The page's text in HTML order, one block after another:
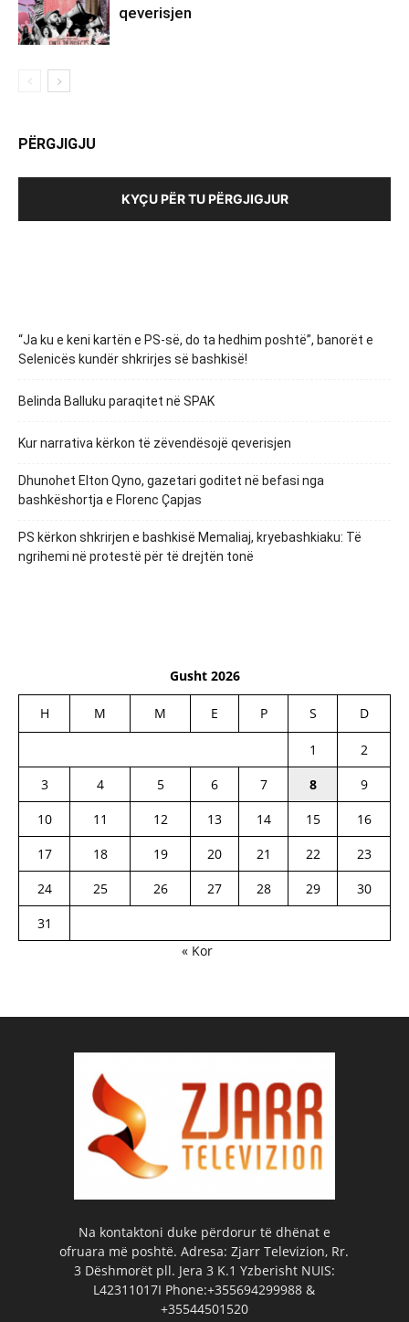
qeverisjen
PËRGJIGJU
KYÇU PËR TU PËRGJIGJUR
“Ja ku e keni kartën e PS-së, do ta hedhim poshtë”, banorët e
Selenicës kundër shkrirjes së bashkisë!
Belinda Balluku paraqitet në SPAK
Kur narrativa kërkon të zëvendësojë qeverisjen
Dhunohet Elton Qyno, gazetari goditet në befasi nga
bashkëshortja e Florenc Çapjas
PS kërkon shkrirjen e bashkisë Memaliaj, kryebashkiaku: Të
ngrihemi në protestë për të drejtën tonë
Gusht 2026
H M M E P S D
1
2
3
4 5 6 7 8
9
10
11 12 13 14 15
16
17
18 19 20 21 22
23
24
25 26 27 28 29
30
31
« Kor
Na kontaktoni duke përdorur të dhënat e
ofruara më poshtë. Adresa: Zjarr Televizion, Rr.
3 Dëshmorët pll. Jera 3 K.1 Yzberisht NUIS:
L42311017I Phone:+355694299988 &
+35544501520